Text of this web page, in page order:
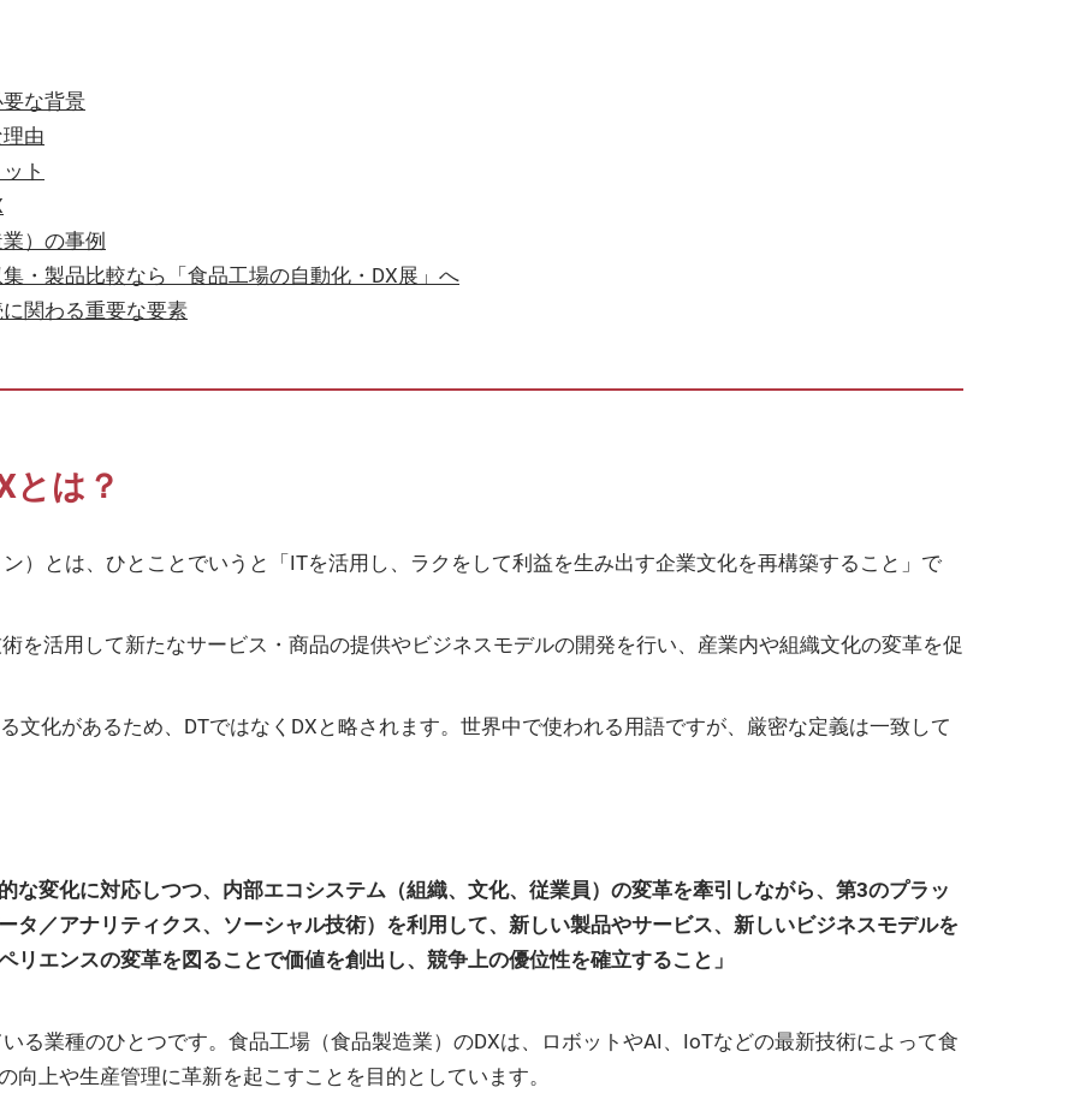
な背景
由
ト
）の事例
・製品比較なら「食品工場の自動化・DX展」へ
関わる重要な要素
とは？
）とは、ひとことでいうと「ITを活用し、ラクをして利益を生み出す企業文化を再構築すること」で
を活用して新たなサービス・商品の提供やビジネスモデルの開発を行い、産業内や組織文化の変革を促
文化があるため、DTではなくDXと略されます。世界中で使われる用語ですが、厳密な定義は一致して
な変化に対応しつつ、内部エコシステム（組織、文化、従業員）の変革を牽引しながら、第3のプラッ
タ／アナリティクス、ソーシャル技術）を利用して、新しい製品やサービス、新しいビジネスモデルを
エンスの変革を図ることで価値を創出し、競争上の優位性を確立すること」
る業種のひとつです。食品工場（食品製造業）のDXは、ロボットやAI、IoTなどの最新技術によって食
上や生産管理に革新を起こすことを目的としています。